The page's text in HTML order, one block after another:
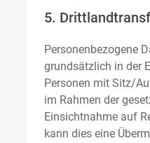
5.
Personenbezogene
grundsätzlich in der
Personen mit Sitz/
im Rahmen der
Einsichtnahme auf
kann dies eine